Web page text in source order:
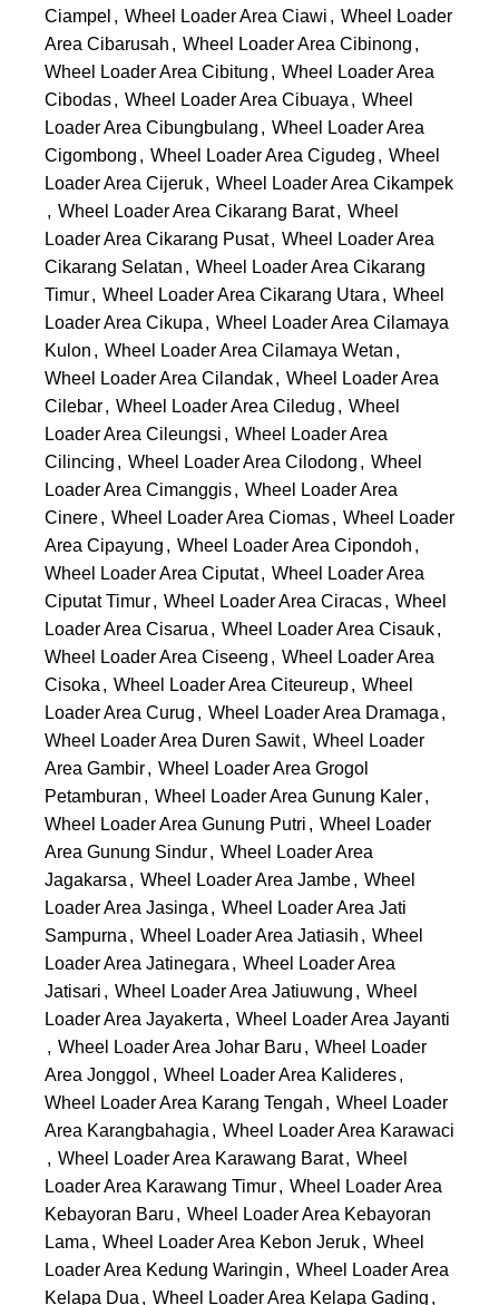
Ciampel , Wheel Loader Area Ciawi , Wheel Loader
Area Cibarusah , Wheel Loader Area Cibinong ,
Wheel Loader Area Cibitung , Wheel Loader Area
Cibodas, Wheel Loader Area Cibuaya , Wheel
Loader Area Cibungbulang , Wheel Loader Area
Cigombong , Wheel Loader Area Cigudeg , Wheel
Loader Area Cijeruk, Wheel Loader Area Cikampek
, Wheel Loader Area Cikarang Barat, Wheel
Loader Area Cikarang Pusat, Wheel Loader Area
Cikarang Selatan , Wheel Loader Area Cikarang
Timur, Wheel Loader Area Cikarang Utara , Wheel
Loader Area Cikupa , Wheel Loader Area Cilamaya
Kulon , Wheel Loader Area Cilamaya Wetan ,
Wheel Loader Area Cilandak, Wheel Loader Area
Cilebar, Wheel Loader Area Ciledug , Wheel
Loader Area Cileungsi , Wheel Loader Area
Cilincing , Wheel Loader Area Cilodong , Wheel
Loader Area Cimanggis, Wheel Loader Area
Cinere, Wheel Loader Area Ciomas, Wheel Loader
Area Cipayung , Wheel Loader Area Cipondoh ,
Wheel Loader Area Ciputat, Wheel Loader Area
Ciputat Timur, Wheel Loader Area Ciracas, Wheel
Loader Area Cisarua , Wheel Loader Area Cisauk,
Wheel Loader Area Ciseeng , Wheel Loader Area
Cisoka , Wheel Loader Area Citeureup, Wheel
Loader Area Curug , Wheel Loader Area Dramaga ,
Wheel Loader Area Duren Sawit, Wheel Loader
Area Gambir, Wheel Loader Area Grogol
Petamburan , Wheel Loader Area Gunung Kaler,
Wheel Loader Area Gunung Putri , Wheel Loader
Area Gunung Sindur, Wheel Loader Area
Jagakarsa , Wheel Loader Area Jambe, Wheel
Loader Area Jasinga , Wheel Loader Area Jati
Sampurna , Wheel Loader Area Jatiasih , Wheel
Loader Area Jatinegara , Wheel Loader Area
Jatisari , Wheel Loader Area Jatiuwung , Wheel
Loader Area Jayakerta , Wheel Loader Area Jayanti
, Wheel Loader Area Johar Baru , Wheel Loader
Area Jonggol , Wheel Loader Area Kalideres,
Wheel Loader Area Karang Tengah , Wheel Loader
Area Karangbahagia , Wheel Loader Area Karawaci
, Wheel Loader Area Karawang Barat, Wheel
Loader Area Karawang Timur, Wheel Loader Area
Kebayoran Baru , Wheel Loader Area Kebayoran
Lama , Wheel Loader Area Kebon Jeruk, Wheel
Loader Area Kedung Waringin , Wheel Loader Area
Kelapa Dua , Wheel Loader Area Kelapa Gading ,